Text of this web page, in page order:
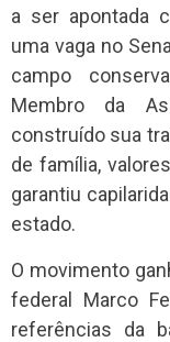
a ser apontada
uma vaga no
campo
Membro da
construído sua
de família,
garantiu
estado.
O movimento
federal Marco
referências da